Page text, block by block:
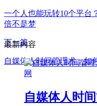
一个人也能玩转10个平台
倍不是梦
下一篇
自媒体人时间管理术：如
最新内容
自媒体人时